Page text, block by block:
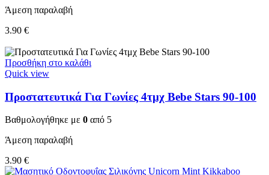
Άμεση παραλαβή
3.90 €
Προσθήκη στο καλάθι
Quick view
Προστατευτικά Για Γωνίες 4τμχ Bebe Stars 90-100
Βαθμολογήθηκε με 0 από 5
Άμεση παραλαβή
3.90 €